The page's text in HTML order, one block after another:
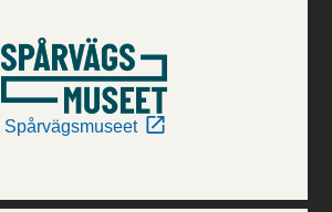
Spårvägsmuseet